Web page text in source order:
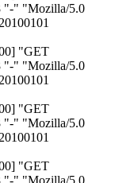
"-" "Mozilla/5.0
"GET
"-" "Mozilla/5.0
"GET
"-" "Mozilla/5.0
"GET